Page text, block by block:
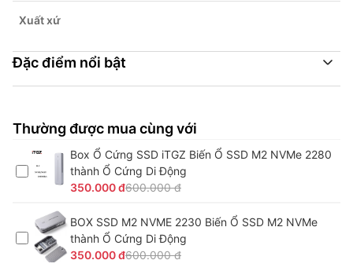
Xuất xứ
Đặc điểm nổi bật
Thường được mua cùng với
Box Ổ Cứng SSD iTGZ Biến Ổ SSD M2 NVMe 2280
thành Ổ Cứng Di Động
350.000 đ600.000 đ
BOX SSD M2 NVME 2230 Biến Ổ SSD M2 NVMe
thành Ổ Cứng Di Động
350.000 đ600.000 đ